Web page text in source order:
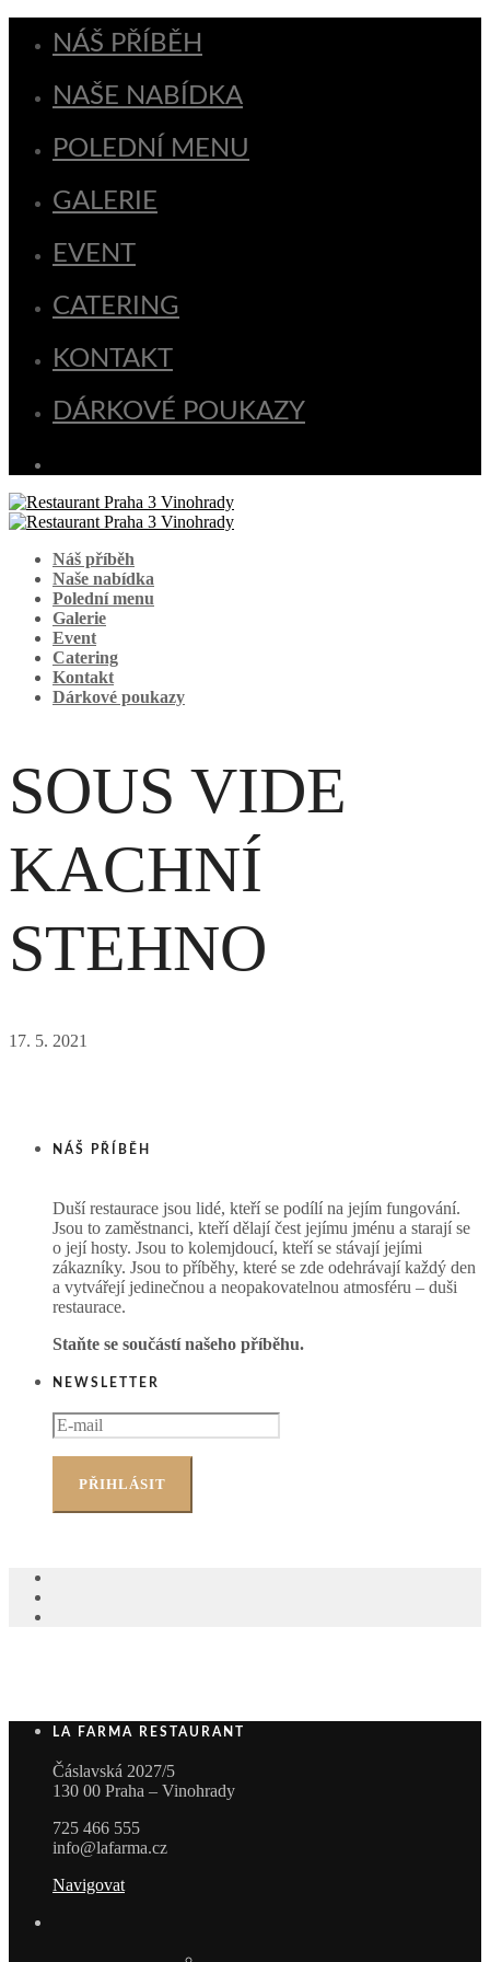
NÁŠ PŘÍBĚH
NAŠE NABÍDKA
POLEDNÍ MENU
GALERIE
EVENT
CATERING
KONTAKT
DÁRKOVÉ POUKAZY
Náš příběh
Naše nabídka
Polední menu
Galerie
Event
Catering
Kontakt
Dárkové poukazy
SOUS VIDE
KACHNÍ
STEHNO
17. 5. 2021
NÁŠ PŘÍBĚH
Duší restaurace jsou lidé, kteří se podílí na jejím fungování.
Jsou to zaměstnanci, kteří dělají čest jejímu jménu a starají se
o její hosty. Jsou to kolemjdoucí, kteří se stávají jejími
zákazníky. Jsou to příběhy, které se zde odehrávají každý den
a vytvářejí jedinečnou a neopakovatelnou atmosféru – duši
restaurace.
Staňte se součástí našeho příběhu.
NEWSLETTER
LA FARMA RESTAURANT
Čáslavská 2027/5
130 00 Praha – Vinohrady
725 466 555
info@lafarma.cz
Navigovat